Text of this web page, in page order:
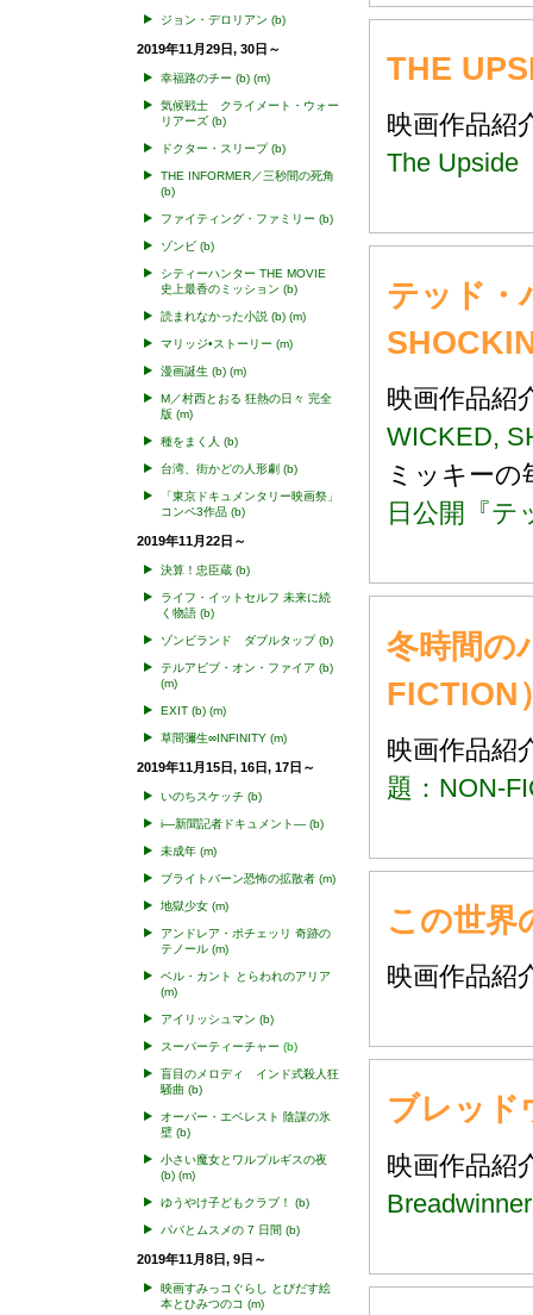
ジョン・デロリアン (b)
2019年11月29日, 30日～
幸福路のチー (b) (m)
気候戦士 クライメート・ウォー
リアーズ (b)
ドクター・スリープ (b)
THE INFORMER／三秒間の死角
(b)
ファイティング・ファミリー (b)
ゾンビ (b)
シティーハンター THE MOVIE
史上最香のミッション (b)
読まれなかった小説 (b) (m)
マリッジ•ストーリー (m)
漫画誕生 (b) (m)
M／村西とおる 狂熱の日々 完全
版 (m)
種をまく人 (b)
台湾、街かどの人形劇 (b)
「東京ドキュメンタリー映画祭」
コンペ3作品 (b)
2019年11月22日～
決算！忠臣蔵 (b)
ライフ・イットセルフ 未来に続
く物語 (b)
ゾンビランド ダブルタップ (b)
テルアビブ・オン・ファイア (b)
(m)
EXIT (b) (m)
草間彌生∞INFINITY (m)
2019年11月15日, 16日, 17日～
いのちスケッチ (b)
i―新聞記者ドキュメント― (b)
未成年 (m)
ブライトバーン恐怖の拡散者 (m)
地獄少女 (m)
アンドレア・ポチェッリ 奇跡の
テノール (m)
ベル・カント とらわれのアリア
(m)
アイリッシュマン (b)
スーパーティーチャー (b)
盲目のメロディ インド式殺人狂
騒曲 (b)
オーバー・エベレスト 陰謀の氷
壁 (b)
小さい魔女とワルプルギスの夜
(b) (m)
ゆうやけ子どもクラブ！ (b)
パパとムスメの 7 日間 (b)
2019年11月8日, 9日～
映画すみっコぐらし とびだす絵
本とひみつのコ (m)
THE
映画作品
The Upside
テッド・
映画作品
WICKED,
ミッキー
日公開『テ
冬時間の
FICTION
映画作品
題：NON-
この世界
映画作品
ブレッ
映画作品
Breadwinner